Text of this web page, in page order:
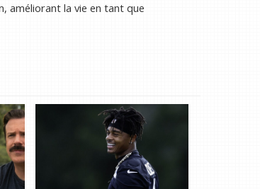
améliorant la vie en tant que